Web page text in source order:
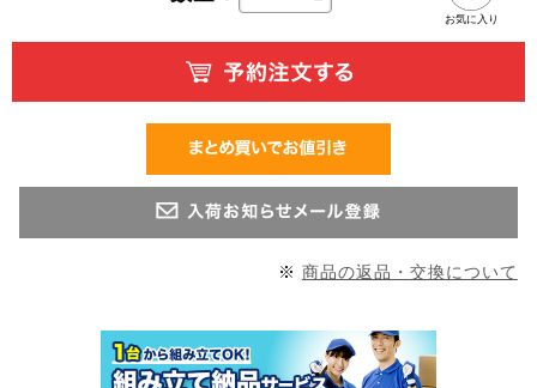
お気に入り
※ 商品の返品・交換について